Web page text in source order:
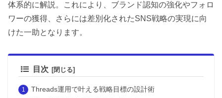
体系的に解説。これにより、ブランド認知の強化やフォロ
ワーの獲得、さらには差別化されたSNS戦略の実現に向
けた一助となります。
目次
Threads運用で叶える戦略目標の設計術